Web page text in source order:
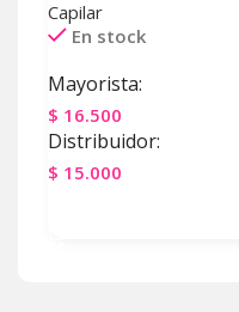
Capilar
En stock
Mayorista:
$ 16.500
Distribuidor:
$ 15.000